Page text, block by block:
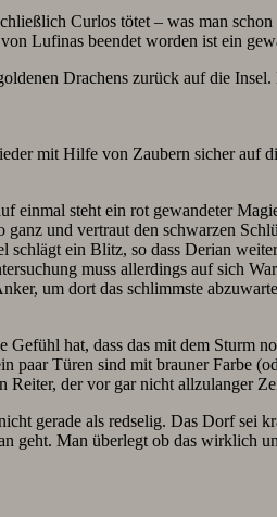
Curlos tötet – was man
Lufinas beendet worden ist ein
Drachens zurück auf die
mit Hilfe von Zaubern sicher auf
einmal steht ein rot gewandeter
und vertraut den schwarzen
schlägt ein Blitz, so dass Derian
muss allerdings auf sich
um dort das schlimmste
Gefühl hat, dass das mit dem Sturm
paar Türen sind mit brauner Farbe
Reiter, der vor gar nicht allzulanger
gerade als redselig. Das Dorf sei
geht. Man überlegt ob das wirklich